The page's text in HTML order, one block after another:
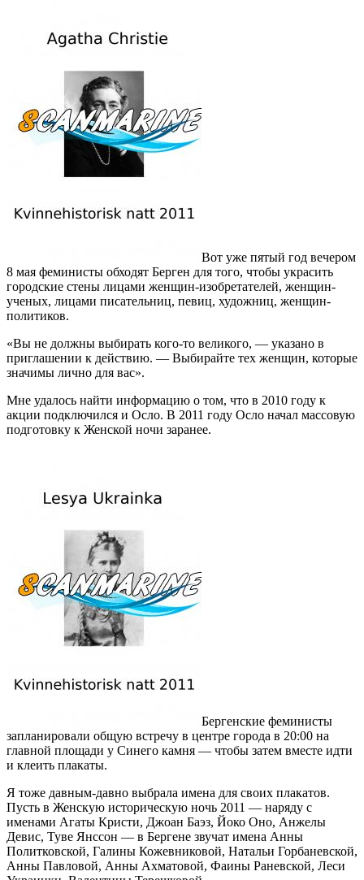
Вот уже пятый год вечером
8 мая феминисты обходят Берген для того, чтобы украсить
городские стены лицами женщин-изобретателей, женщин-
ученых, лицами писательниц, певиц, художниц, женщин-
политиков.
«Вы не должны выбирать кого-то великого, — указано в
приглашении к действию. — Выбирайте тех женщин, которые
значимы лично для вас».
Мне удалось найти информацию о том, что в 2010 году к
акции подключился и Осло. В 2011 году Осло начал массовую
подготовку к Женской ночи заранее.
Бергенские феминисты
запланировали общую встречу в центре города в 20:00 на
главной площади у Синего камня — чтобы затем вместе идти
и клеить плакаты.
Я тоже давным-давно выбрала имена для своих плакатов.
Пусть в Женскую историческую ночь 2011 — наряду с
именами Агаты Кристи, Джоан Баэз, Йоко Оно, Анжелы
Девис, Туве Янссон — в Бергене звучат имена Анны
Политковской, Галины Кожевниковой, Натальи Горбаневской,
Анны Павловой, Анны Ахматовой, Фаины Раневской, Леси